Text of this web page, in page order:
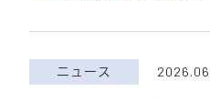
ニュース